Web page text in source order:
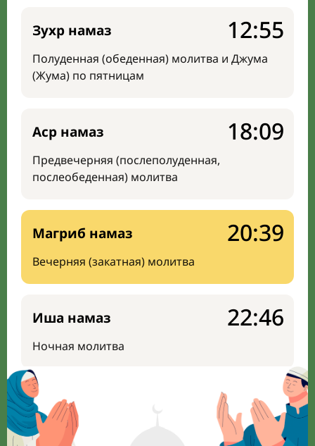
Зухр намаз
Полуденная (обеденная) молитва и Джума
(Жума) по пятницам
12:55
Аср намаз
Предвечерняя (послеполуденная,
послеобеденная) молитва
18:09
Магриб намаз
Вечерняя (закатная) молитва
20:39
Иша намаз
Ночная молитва
22:46